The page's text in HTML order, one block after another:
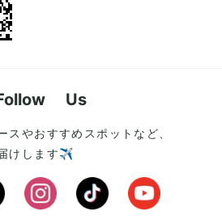
Us
スやおすすめスポットなど、
けします✈️